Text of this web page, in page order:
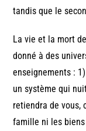
tandis que le
La vie et la mort
donné à des
enseignements : 1)
un système qui
retiendra de vous,
famille ni les